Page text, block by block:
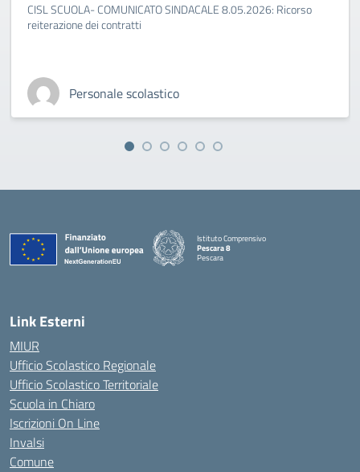
CISL SCUOLA- COMUNICATO SINDACALE 8.05.2026: Ricorso
reiterazione dei contratti
Personale scolastico
Istituto Comprensivo
Pescara 8
Pescara
Link Esterni
MIUR
Ufficio Scolastico Regionale
Ufficio Scolastico Territoriale
Scuola in Chiaro
Iscrizioni On Line
Invalsi
Comune